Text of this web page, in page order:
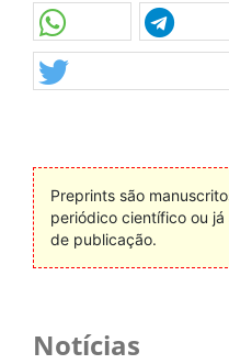
Preprints são
periódico científico ou
de publicação.
Notícias